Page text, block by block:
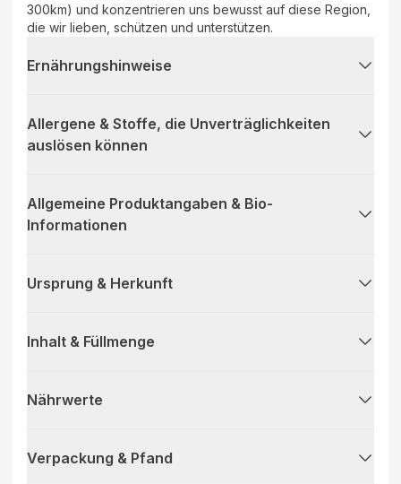
300km) und konzentrieren uns bewusst auf diese Region,
die wir lieben, schützen und unterstützen.
Ernährungshinweise
Allergene & Stoffe, die Unverträglichkeiten
auslösen können
Allgemeine Produktangaben & Bio-
Informationen
Ursprung & Herkunft
Inhalt & Füllmenge
Nährwerte
Verpackung & Pfand